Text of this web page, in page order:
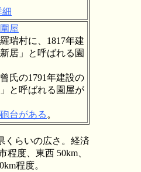
細
屋
村に、1817年建
居」と呼ばれる園
の1791年建設の
」と呼ばれる園屋が
台がある。
くらいの広さ。経済
程度、東西 50km、
程度。